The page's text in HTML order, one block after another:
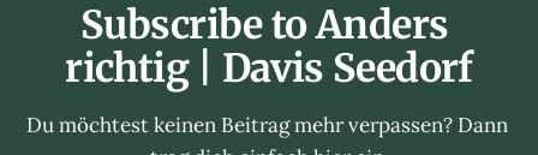
Subscribe to Anders
richtig | Davis Seedorf
Du möchtest keinen Beitrag mehr verpassen? Dann